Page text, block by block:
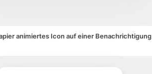
animiertes Icon auf einer Benachrichtigung